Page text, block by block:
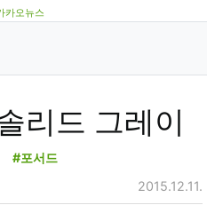
카오뉴스
리드 그레이
#포서드
2015.12.11.